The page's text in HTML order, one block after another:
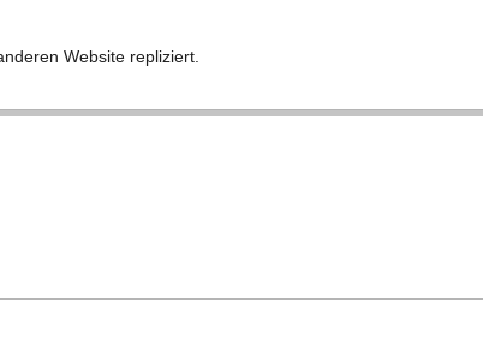
Web­site repliziert.